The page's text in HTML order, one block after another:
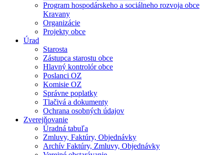
Program hospodárskeho a sociálneho rozvoja obce
Kravany
Organizácie
Projekty obce
Úrad
Starosta
Zástupca starostu obce
Hlavný kontrolór obce
Poslanci OZ
Komisie OZ
Správne poplatky
Tlačivá a dokumenty
Ochrana osobných údajov
Zverejňovanie
Úradná tabuľa
Zmluvy, Faktúry, Objednávky
Archív Faktúry, Zmluvy, Objednávky